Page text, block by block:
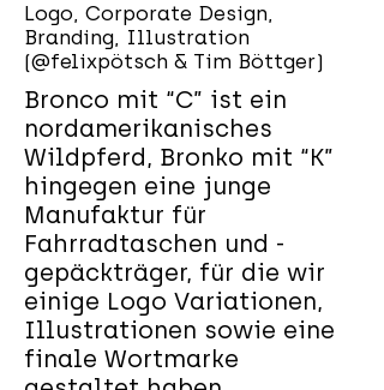
Logo, Corporate Design,
Branding, Illustration
(@felixpötsch & Tim Böttger)
Bronco mit “C” ist ein
nordamerikanisches
Wildpferd, Bronko mit “K”
hingegen eine junge
Manufaktur für
Fahrradtaschen und -
gepäckträger, für die wir
einige Logo Variationen,
Illustrationen sowie eine
finale Wortmarke